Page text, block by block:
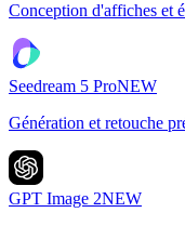
Conception d'affiches et
Seedream 5 ProNEW
Génération et retouche
GPT Image 2NEW